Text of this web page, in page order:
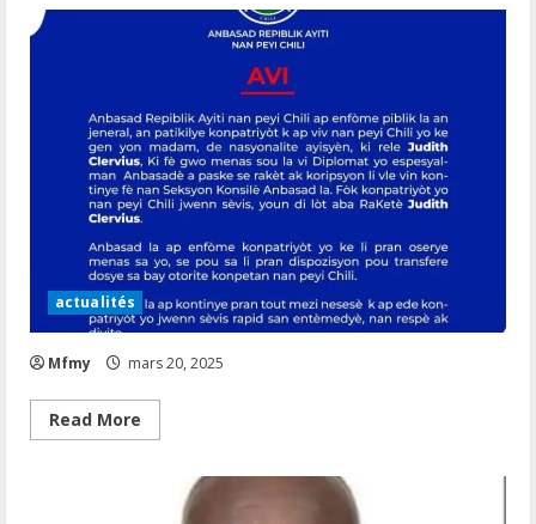
actualités
Mfmy mars 20, 2025
Read More
more